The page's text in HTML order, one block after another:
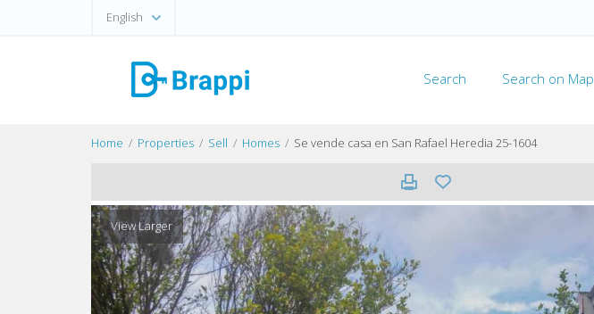
English
Search Search on Map
Home Properties Sell Homes Se vende casa en San Rafael Heredia 25-1604
View Larger